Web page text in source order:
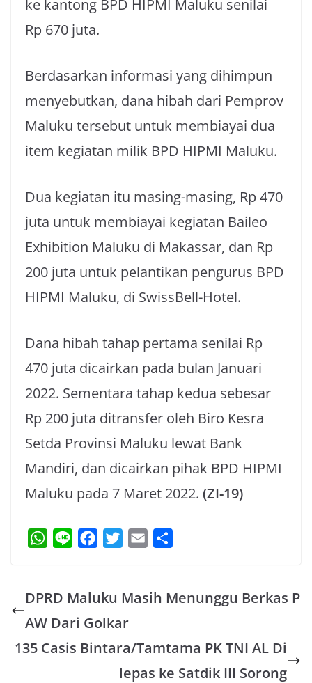
ke kantong BPD HIPMI Maluku senilai
Rp 670 juta.
Berdasarkan informasi yang dihimpun
menyebutkan, dana hibah dari Pemprov
Maluku tersebut untuk membiayai dua
item kegiatan milik BPD HIPMI Maluku.
Dua kegiatan itu masing-masing, Rp 470
juta untuk membiayai kegiatan Baileo
Exhibition Maluku di Makassar, dan Rp
200 juta untuk pelantikan pengurus BPD
HIPMI Maluku, di SwissBell-Hotel.
Dana hibah tahap pertama senilai Rp
470 juta dicairkan pada bulan Januari
2022. Sementara tahap kedua sebesar
Rp 200 juta ditransfer oleh Biro Kesra
Setda Provinsi Maluku lewat Bank
Mandiri, dan dicairkan pihak BPD HIPMI
Maluku pada 7 Maret 2022. (ZI-19)
W
t
s
p
e
e
b
o
t
r
i
r
DPRD Maluku Masih Menunggu Berkas P
AW Dari Golkar
135 Casis Bintara/Tamtama PK TNI AL Di
lepas ke Satdik III Sorong